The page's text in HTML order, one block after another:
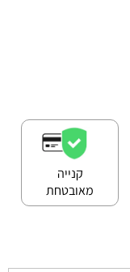
קנייה
מאובטחת